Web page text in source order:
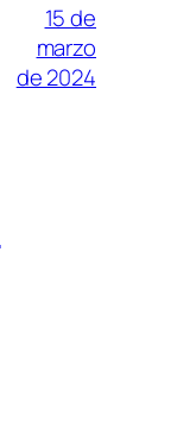
15 de
marzo
de 2024